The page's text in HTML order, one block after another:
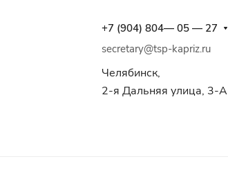
+7 (904) 804— 05 — 27
secretary@tsp-kapriz.ru
Челябинск,
2-я Дальняя улица, 3-А